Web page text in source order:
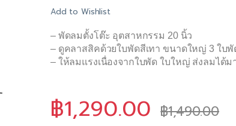
Add to Wishlist
– พัดลมตั้งโต๊ะ อุตสาหกรรม 20 นิ้ว
– ดูคลาสสิคด้วยใบพัดสีเทา ขนาดใหญ่ 3 ใบพั
– ให้ลมแรงเนื่องจากใบพัด ใบใหญ่ ส่งลมได้ม
฿1,290.00 ฿1,490.00